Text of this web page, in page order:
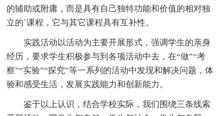
的辅助或附庸，而是具有自己独特功能和价值的相对独
立的`课程，它与其它课程具有互补性。
实践活动以活动为主要开展形式，强调学生的亲身
经历，要求学生积极参与到各项活动中去，在“做”“考
察”“实验”“探究”等一系列的活动中发现和解决问题，体
验和感受生活，发展实践能力和创新能力。
鉴于以上认识，结合学校实际，我们围绕三条线索